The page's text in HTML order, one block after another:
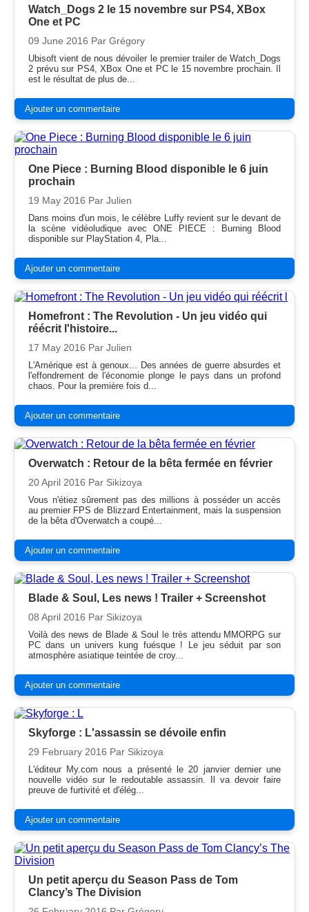
Watch_Dogs 2 le 15 novembre sur PS4, XBox
One et PC
09 June 2016 Par Grégory
Ubisoft vient de nous dévoiler le premier trailer de Watch_Dogs
2 prévu sur PS4, XBox One et PC le 15 novembre prochain. Il
est le résultat de plus de...
Ajouter un commentaire
One Piece : Burning Blood disponible le 6 juin
prochain
19 May 2016 Par Julien
Dans moins d'un mois, le célèbre Luffy revient sur le devant de
la scène vidéoludique avec ONE PIECE : Burning Blood
disponible sur PlayStation 4, Pla...
Ajouter un commentaire
Homefront : The Revolution - Un jeu vidéo qui
réécrit l'histoire...
17 May 2016 Par Julien
L'Amérique est à genoux... Des années de guerre absurdes et
l'effondrement de l'économie plonge le pays dans un profond
chaos. Pour la première fois d...
Ajouter un commentaire
Overwatch : Retour de la bêta fermée en février
20 April 2016 Par Sikizoya
Vous n'étiez sûrement pas des millions à posséder un accès
au premier FPS de Blizzard Entertainment, mais la suspension
de la bêta d'Overwatch a coupé...
Ajouter un commentaire
Blade & Soul, Les news ! Trailer + Screenshot
08 April 2016 Par Sikizoya
Voilà des news de Blade & Soul le très attendu MMORPG sur
PC dans un univers kung fuésque ! Le jeu séduit par son
atmosphère asiatique teintée de croy...
Ajouter un commentaire
Skyforge : L'assassin se dévoile enfin
29 February 2016 Par Sikizoya
L'éditeur My.com nous a présenté le 20 janvier dernier une
nouvelle vidéo sur le redoutable assassin. Il va devoir faire
preuve de furtivité et d'élég...
Ajouter un commentaire
Un petit aperçu du Season Pass de Tom
Clancy’s The Division